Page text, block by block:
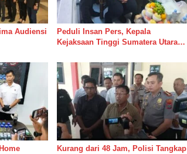
Audiensi
Peduli Insan Pers, Kepala
Kejaksaan Tinggi Sumatera Utara
Wartawan Yang Sedang Sakit
Kurang dari 48 Jam, Polisi Tangkap